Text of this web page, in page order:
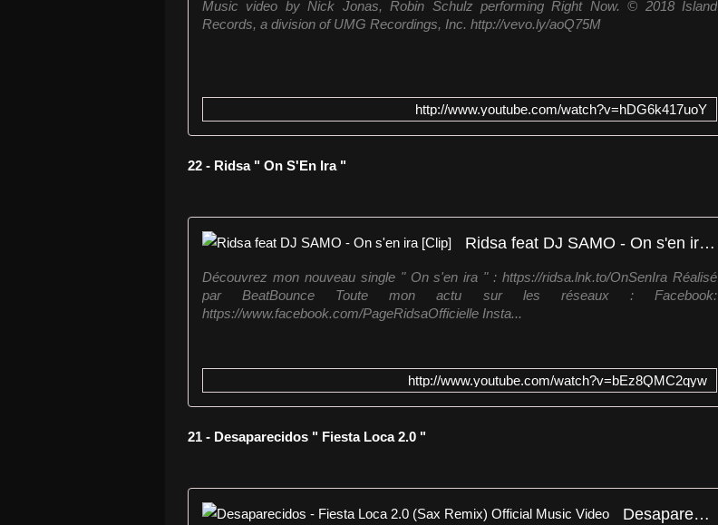
Music video by Nick Jonas, Robin Schulz performing Right Now. © 2018 Island
Records, a division of UMG Recordings, Inc. http://vevo.ly/aoQ75M
http://www.youtube.com/watch?v=hDG6k417uoY
22 - Ridsa " On S'En Ira "
Ridsa feat DJ SAMO - On s'en ira [Clip]
Découvrez mon nouveau single " On s'en ira " : https://ridsa.lnk.to/OnSenIra Réalisé
par BeatBounce Toute mon actu sur les réseaux : Facebook:
https://www.facebook.com/PageRidsaOfficielle Insta...
http://www.youtube.com/watch?v=bEz8QMC2qyw
21 - Desaparecidos " Fiesta Loca 2.0 "
Desaparecidos - Fiesta Loca 2.0 (Sax Remix) Official Music Video